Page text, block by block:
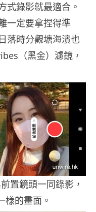
式錄影就最適合。
一定要拿捏得準
落時分觀塘海濱也
（黑金）濾鏡，
置鏡頭一同錄影，
樣的畫面。